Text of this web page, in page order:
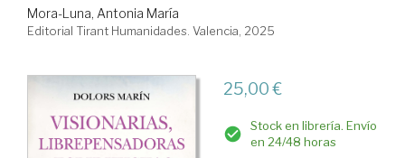
Mora-Luna, Antonia María
Editorial Tirant Humanidades. Valencia, 2025
25,00 €
Stock en librería. Envío
en 24/48 horas